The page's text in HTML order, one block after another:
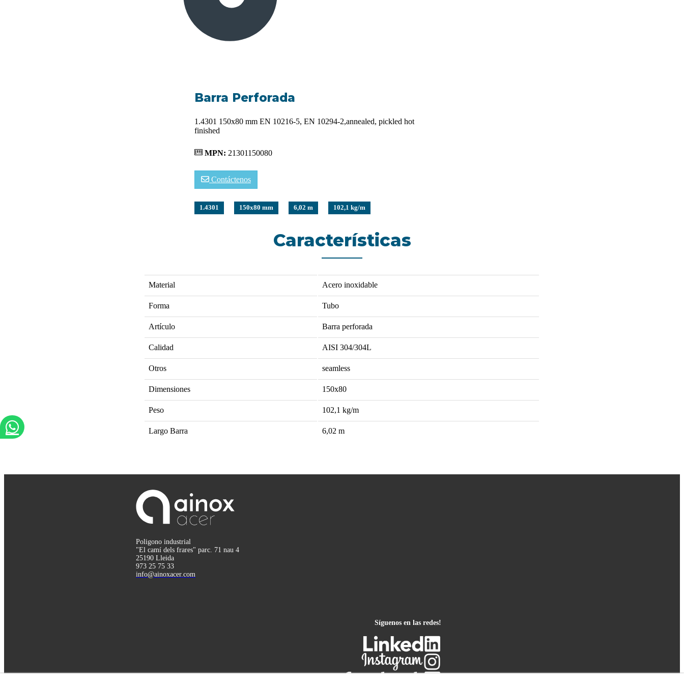
Barra Perforada
1.4301 150x80 mm EN 10216-5, EN 10294-2,annealed, pickled hot
finished
MPN: 21301150080
Contáctenos
1.4301 150x80 mm 6,02 m 102,1 kg/m
Características
Material Acero inoxidable
Forma Tubo
Artículo Barra perforada
Calidad AISI 304/304L
Otros seamless
Dimensiones 150x80
Peso 102,1kg/m
Largo Barra 6,02m
Poligono industrial
"El camí dels frares" parc. 71 nau 4
25190 Lleida
973 25 75 33
info@ainoxacer.com
Síguenos en las redes!